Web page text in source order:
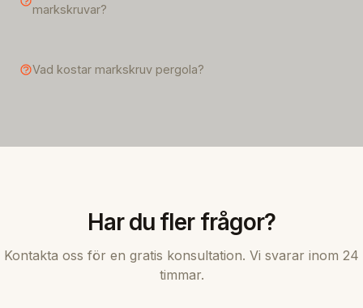
markskruvar?
Vad kostar markskruv pergola?
Har du fler frågor?
Kontakta oss för en gratis konsultation. Vi svarar inom 24
timmar.